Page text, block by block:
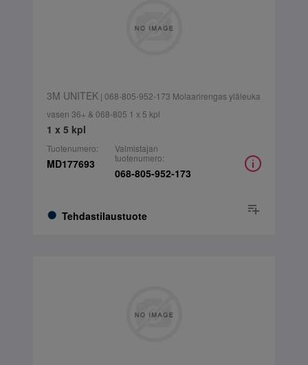
3M UNITEK| 068-805-952-173 Molaarirengas yläleuka
vasen 36+ & 068-805 1 x 5 kpl
1 x 5 kpl
Tuotenumero:
MD177693
Tehdastilaustuote
Valmistajan
tuotenumero:
068-805-952-173